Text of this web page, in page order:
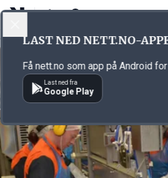
Annonsørinnhold
LAST NED NETT.NO-
Få nett.no som app på Android
Last ned fra
Google Play